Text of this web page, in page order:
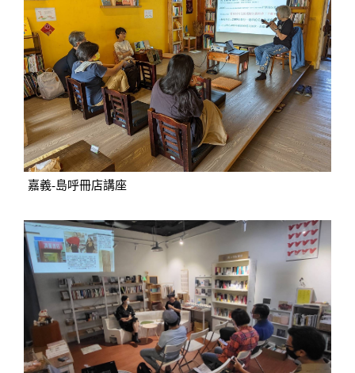
嘉義-島呼冊店講座